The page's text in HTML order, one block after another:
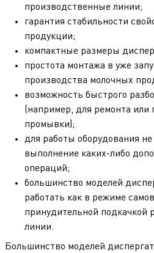
производственные линии;
гарантия стабильности
продукции;
компактные размеры
простота монтажа в уже
производства молочных
возможность быстрого
(например, для ремонта или
промывки);
для работы оборудования не
выполнение каких-либо
операций;
большинство моделей
работать как в режиме
принудительной подкачкой
линии.
Большинство моделей